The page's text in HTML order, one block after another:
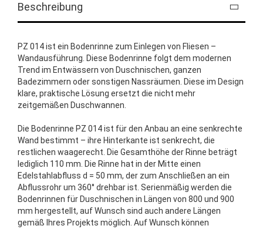
Beschreibung
PZ 014 ist ein Bodenrinne zum Einlegen von Fliesen –
Wandausführung. Diese Bodenrinne folgt dem modernen
Trend im Entwässern von Duschnischen, ganzen
Badezimmern oder sonstigen Nassräumen. Diese im Design
klare, praktische Lösung ersetzt die nicht mehr
zeitgemäßen Duschwannen.
Die Bodenrinne PZ 014 ist für den Anbau an eine senkrechte
Wand bestimmt – ihre Hinterkante ist senkrecht, die
restlichen waagerecht. Die Gesamthöhe der Rinne beträgt
lediglich 110 mm. Die Rinne hat in der Mitte einen
Edelstahlabfluss d = 50 mm, der zum Anschließen an ein
Abflussrohr um 360° drehbar ist. Serienmäßig werden die
Bodenrinnen für Duschnischen in Längen von 800 und 900
mm hergestellt, auf Wunsch sind auch andere Längen
gemäß Ihres Projekts möglich. Auf Wunsch können